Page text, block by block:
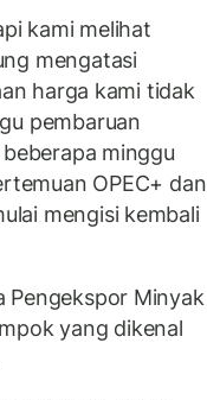
kami melihat
mengatasi
harga kami tidak
pembaruan
minggu
OPEC+ dan
mengisi kembali
Pengekspor Minyak
yang dikenal